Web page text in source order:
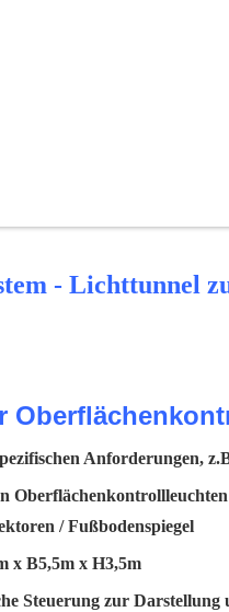
- Lichttunnel
Anforderungen,
/ Fußbodenspiegel
x B5,5m x H3,5m
Steuerung zur